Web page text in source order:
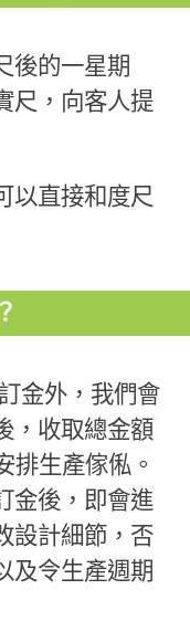
後的一星期
尺，向客人提
以直接和度尺
金外，我們會
，收取總金額
排生產傢俬。
金後，即會進
設計細節，否
及令生產週期